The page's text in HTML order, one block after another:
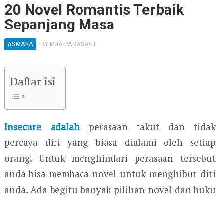
20 Novel Romantis Terbaik
Sepanjang Masa
ASMARA BY MUA PARASAYU
Daftar isi
Insecure adalahperasaan takut dan tidak
percaya diri yang biasa dialami oleh setiap
orang. Untuk menghindari perasaan tersebut
anda bisa membaca novel untuk menghibur diri
anda. Ada begitu banyak pilihan novel dan buku